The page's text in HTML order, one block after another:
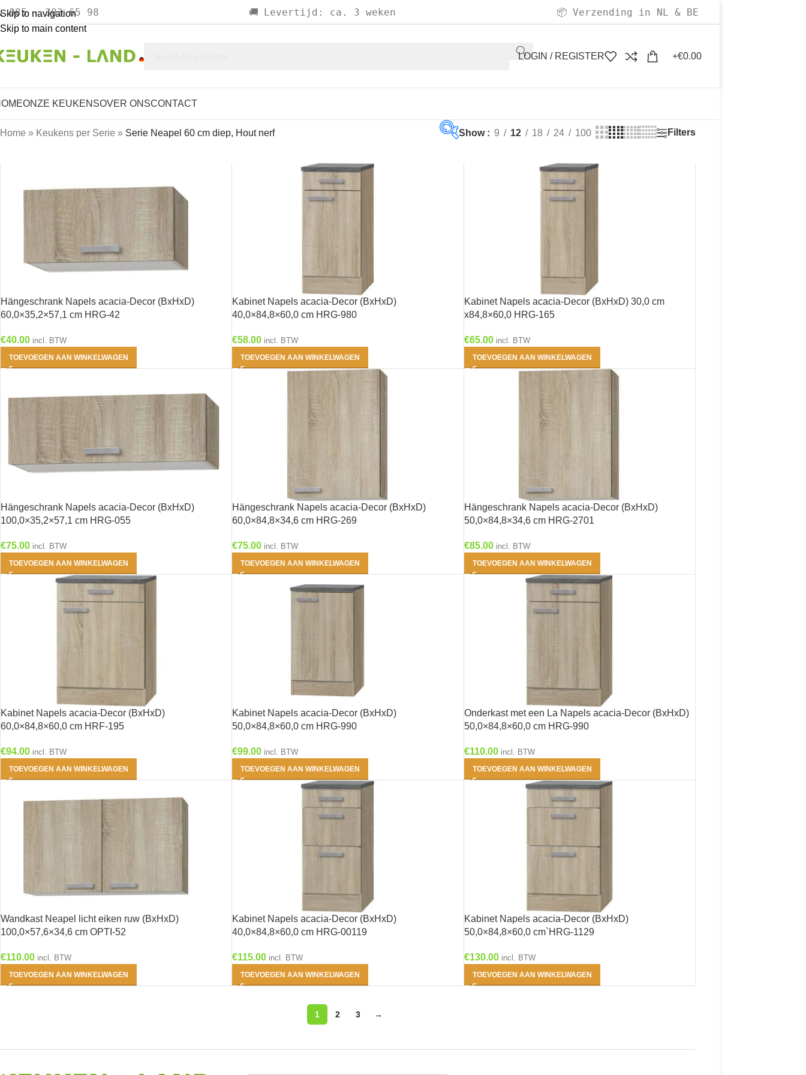
Skip to navigation
Skip to main content
085 - 303 65 98 🚚 Levertijd: ca. 3 weken 📦 Verzending in NL & BE
LOGIN / REGISTER €0.00
ONZE KEUKENSOVER ONSCONTACT
Home » Keukens per Serie » Serie Neapel 60 cm diep, Hout nerf
€40
1,999
Antraciet(0)
Beton look(0)
1- Bengt - Wit mat
2- Erik - Houtberf
(0)
7- Jonte - Antraciet
glans(0)
Show 9 12 18 24 100 Filters
Hängeschrank Napels acacia-Decor (BxHxD)
60,0×35,2×57,1 cm HRG-42
€40.00 incl. BTW
TOEVOEGEN AAN WINKELWAGEN
Kabinet Napels acacia-Decor (BxHxD)
40,0×84,8×60,0 cm HRG-980
€58.00 incl. BTW
TOEVOEGEN AAN WINKELWAGEN
Kabinet Napels acacia-Decor (BxHxD) 30,0 cm
x84,8×60,0 HRG-165
€65.00 incl. BTW
TOEVOEGEN AAN WINKELWAGEN
Hängeschrank Napels acacia-Decor (BxHxD)
100,0×35,2×57,1 cm HRG-055
€75.00 incl. BTW
TOEVOEGEN AAN WINKELWAGEN
Hängeschrank Napels acacia-Decor (BxHxD)
60,0×84,8×34,6 cm HRG-269
€75.00 incl. BTW
TOEVOEGEN AAN WINKELWAGEN
Hängeschrank Napels acacia-Decor (BxHxD)
50,0×84,8×34,6 cm HRG-2701
€85.00 incl. BTW
TOEVOEGEN AAN WINKELWAGEN
Kabinet Napels acacia-Decor (BxHxD)
60,0×84,8×60,0 cm HRF-195
€94.00 incl. BTW
TOEVOEGEN AAN WINKELWAGEN
Kabinet Napels acacia-Decor (BxHxD)
50,0×84,8×60,0 cm HRG-990
€99.00 incl. BTW
TOEVOEGEN AAN WINKELWAGEN
Onderkast met een La Napels acacia-Decor (BxHxD)
50,0×84,8×60,0 cm HRG-990
€110.00 incl. BTW
TOEVOEGEN AAN WINKELWAGEN
Wandkast Neapel licht eiken ruw (BxHxD)
100,0×57,6×34,6 cm OPTI-52
€110.00 incl. BTW
TOEVOEGEN AAN WINKELWAGEN
Kabinet Napels acacia-Decor (BxHxD)
40,0×84,8×60,0 cm HRG-00119
€115.00 incl. BTW
TOEVOEGEN AAN WINKELWAGEN
Kabinet Napels acacia-Decor (BxHxD)
50,0×84,8×60,0 cm`HRG-1129
€130.00 incl. BTW
TOEVOEGEN AAN WINKELWAGEN
1 2 3 →